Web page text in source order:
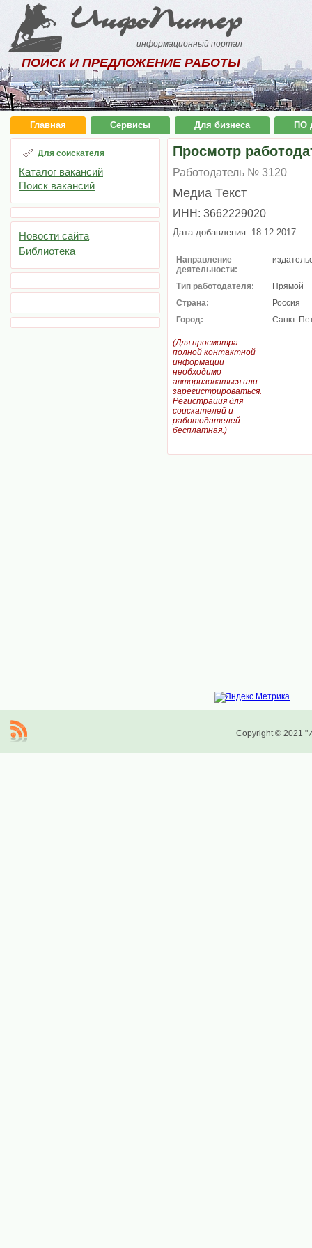
ИнфоПитер
информационный портал
ПОИСК И ПРЕДЛОЖЕНИЕ РАБОТЫ
Главная Сервисы Для бизнеса ПО
Для соискателя
Каталог вакансий
Поиск вакансий
Новости сайта
Библиотека
Просмотр
Работодатель № 3120
Медиа Текст
ИНН: 3662229020
Дата добавления: 18.12.2017
Направление
деятельности:
Тип работодателя:
Прямой
Страна:
Россия
Город:
Санкт-
(Для просмотра
полной контактной
информации
необходимо
авторизоваться или
зарегистрироваться.
Регистрация для
соискателей и
работодателей -
бесплатная.)
Copyright © 2021